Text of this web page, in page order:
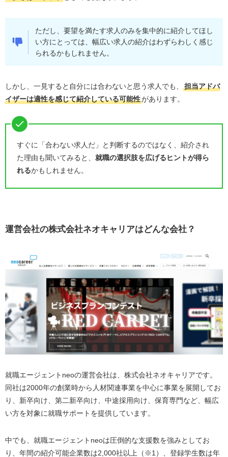
ただし、要望を満たす求人のみを集中的に紹介してほし
い方にとっては、幅広い求人の紹介はわずらわしく感じ
られるかもしれません。
しかし、一見すると自分には合わないと思う求人でも、
担当アドバ
イザーは適性を感じて紹介している可能性があります。
すぐに「合わない求人だ」と判断するのではなく、紹介され
た理由も聞いてみると、 就職の選択肢を広げるヒントが得ら
れるかもしれません。
運営会社の株式会社ネオキャリアはどんな会社？
就職エージェントneoの運営会社は、株式会社ネオキャリアです。
同社は2000年の創業時から人材関連事業を中心に事業を展開してお
り、新卒向け、第二新卒向け、中途採用向け、保育専門など、幅広
い方を対象に就職サポートを提供しています。
中でも、就職エージェントneoは圧倒的な支援数を強みとしてお
り、年間の紹介可能企業数は2,000社以上（※1）、登録学生数は年